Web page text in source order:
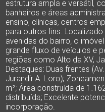
estrutura ampla e versátil,
banheiros e áreas
ensino, clínicas, centros
para outros fins.
avenidas do bairro, o
grande fluxo de veículos e
regiões como Alto da XV,
Destaques: Duas frentes
Jurandir A. Loro);
m²; Área construída de
distribuída; Excelente
incorporação.